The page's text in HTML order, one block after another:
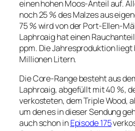
einen hohen Moos-Anteil auf.
noch 25 % des Malzes aus
75 % wird von der Port-Ellen-
Laphroaig hat einen
ppm. Die Jahresproduktion liegt
Millionen Litern.
Die Core-Range besteht aus
Laphroaig, abgefüllt mit 40 %,
verkosteten, dem Triple Wood,
um den es in dieser Sendung
auch schon inEpisode 175